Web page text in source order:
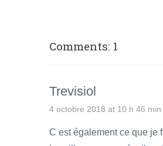
Comments: 1
Trevisiol
4 octobre 2018 at 10 h 46 min
C est également ce que je